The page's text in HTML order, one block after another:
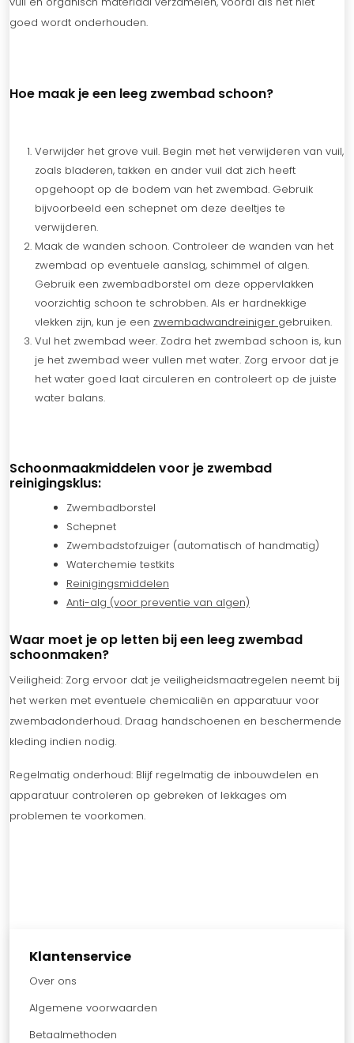
Klantenservice
Over ons
Algemene voorwaarden
Betaalmethoden
goed wordt onderhouden.
Hoe maak je een leeg zwembad schoon?
Verwijder het grove vuil. Begin met het verwijderen van vuil,
zoals bladeren, takken en ander vuil dat zich heeft
opgehoopt op de bodem van het zwembad. Gebruik
bijvoorbeeld een schepnet om deze deeltjes te
verwijderen.
Maak de wanden schoon. Controleer de wanden van het
zwembad op eventuele aanslag, schimmel of algen.
Gebruik een zwembadborstel om deze oppervlakken
voorzichtig schoon te schrobben. Als er hardnekkige
vlekken zijn, kun je een zwembadwandreiniger gebruiken.
Vul het zwembad weer. Zodra het zwembad schoon is, kun
je het zwembad weer vullen met water. Zorg ervoor dat je
het water goed laat circuleren en controleert op de juiste
water balans.
Schoonmaakmiddelen voor je zwembad
reinigingsklus:
Zwembadborstel
Schepnet
Zwembadstofzuiger (automatisch of handmatig)
Waterchemie testkits
Reinigingsmiddelen
Anti-alg (voor preventie van algen)
Waar moet je op letten bij een leeg zwembad
schoonmaken?
Veiligheid: Zorg ervoor dat je veiligheidsmaatregelen neemt bij
het werken met eventuele chemicaliën en apparatuur voor
zwembadonderhoud. Draag handschoenen en beschermende
kleding indien nodig.
Regelmatig onderhoud: Blijf regelmatig de inbouwdelen en
apparatuur controleren op gebreken of lekkages om
problemen te voorkomen.